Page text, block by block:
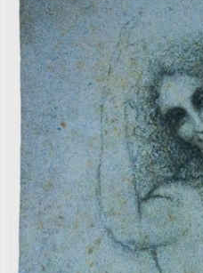
Sternennacht, Impressionismus, Welle
Hokusai, Akt.